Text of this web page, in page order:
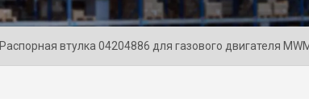
Распорная втулка 04204886 для газового двигателя